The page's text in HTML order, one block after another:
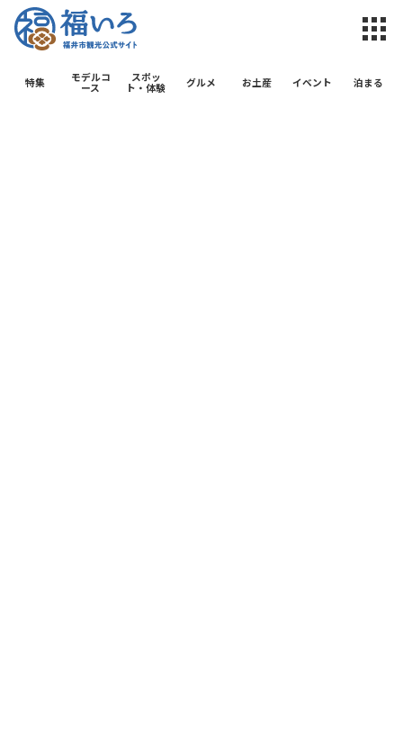
福井市観光
特集
モデルコ
ース
スポッ
ト・体験
グルメ お土産 イベント 泊まる